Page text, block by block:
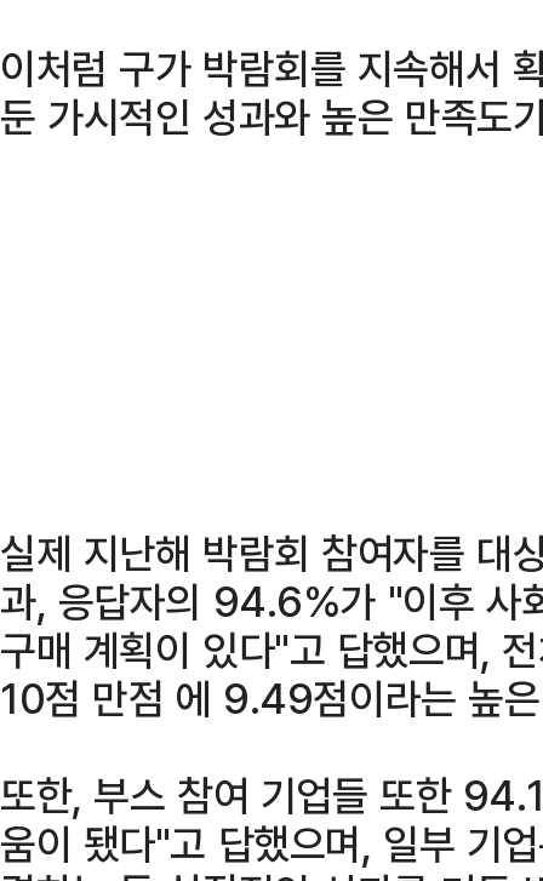
이처럼 구가 박람회를 지속해서
둔 가시적인 성과와 높은 만족도
실제 지난해 박람회 참여자를 대
과, 응답자의 94.6%가 "이후 사
구매 계획이 있다"고 답했으며,
10점 만점 에 9.49점이라는 높
또한, 부스 참여 기업들 또한
움이 됐다"고 답했으며, 일부 기